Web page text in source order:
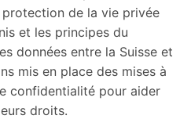
de la vie privée
et les principes du
données entre la Suisse et
mis en place des mises à
confidentialité pour aider
droits.